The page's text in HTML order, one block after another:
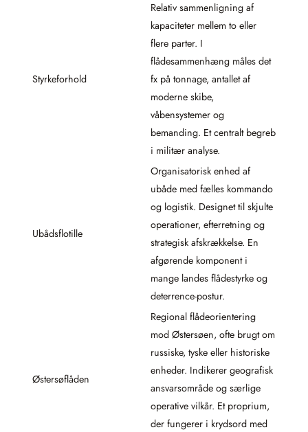
Styrkeforhold
Relativ sammenligning af
kapaciteter mellem to eller
flere parter. I
flådesammenhæng måles det
fx på tonnage, antallet af
moderne skibe,
våbensystemer og
bemanding. Et centralt begreb
i militær analyse.
Ubådsflotille
Organisatorisk enhed af
ubåde med fælles kommando
og logistik. Designet til skjulte
operationer, efterretning og
strategisk afskrækkelse. En
afgørende komponent i
mange landes flådestyrke og
deterrence-postur.
Østersøflåden
Regional flådeorientering
mod Østersøen, ofte brugt om
russiske, tyske eller historiske
enheder. Indikerer geografisk
ansvarsområde og særlige
operative vilkår. Et proprium,
der fungerer i krydsord med